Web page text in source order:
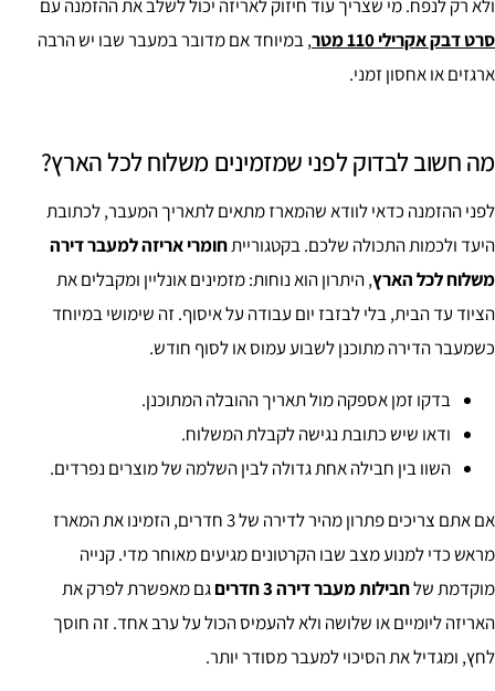
ולא רק לנפח. מי שצריך עוד חיזוק לאריזה יכול לשלב את ההזמנה עם
סרט דבק אקרילי 110 מטר
, במיוחד אם מדובר במעבר שבו יש הרבה
ארגזים או אחסון זמני.
מה חשוב לבדוק לפני שמזמינים משלוח לכל הארץ?
לפני ההזמנה כדאי לוודא שהמארז מתאים לתאריך המעבר, לכתובת
היעד ולכמות התכולה שלכם. בקטגורייתחומרי אריזה למעבר דירה
משלוח לכל הארץ, היתרון הוא נוחות: מזמינים אונליין ומקבלים את
הציוד עד הבית, בלי לבזבז יום עבודה על איסוף. זה שימושי במיוחד
כשמעבר הדירה מתוכנן לשבוע עמוס או לסוף חודש.
בדקו זמן אספקה מול תאריך ההובלה המתוכנן.
ודאו שיש כתובת נגישה לקבלת המשלוח.
השוו בין חבילה אחת גדולה לבין השלמה של מוצרים נפרדים.
אם אתם צריכים פתרון מהיר לדירה של 3 חדרים, הזמינו את המארז
מראש כדי למנוע מצב שבו הקרטונים מגיעים מאוחר מדי. קנייה
מוקדמת שלחבילות מעבר דירה 3 חדרים
גם מאפשרת לפרק את
האריזה ליומיים או שלושה ולא להעמיס הכול על ערב אחד. זה חוסך
לחץ, ומגדיל את הסיכוי למעבר מסודר יותר.